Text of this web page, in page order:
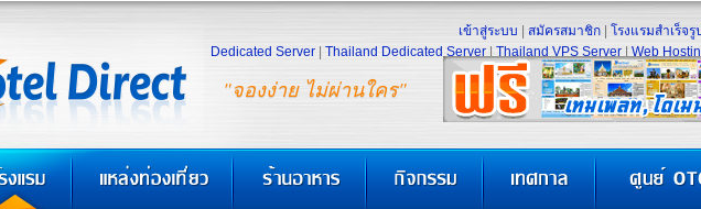
"จองง่าย ไม่ผ่านใคร"
เข้าสู่ระบบ สมัครสมาชิก โรงแรมสำเร็จรูป
Dedicated Server
Thailand Dedicated Server Thailand VPS Server Web